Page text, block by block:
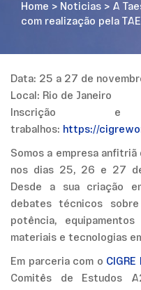
Home > Noticias > A
com realização pela
Data: 25 a 27 de
Local: Rio de Janeiro
Inscrição e
trabalhos: https://
Somos a empresa
nos dias 25, 26 e 27
Desde a sua criação
debates técnicos
potência,
materiais e tecnologias
Em parceria com o CIGRE
Comitês de Estudos